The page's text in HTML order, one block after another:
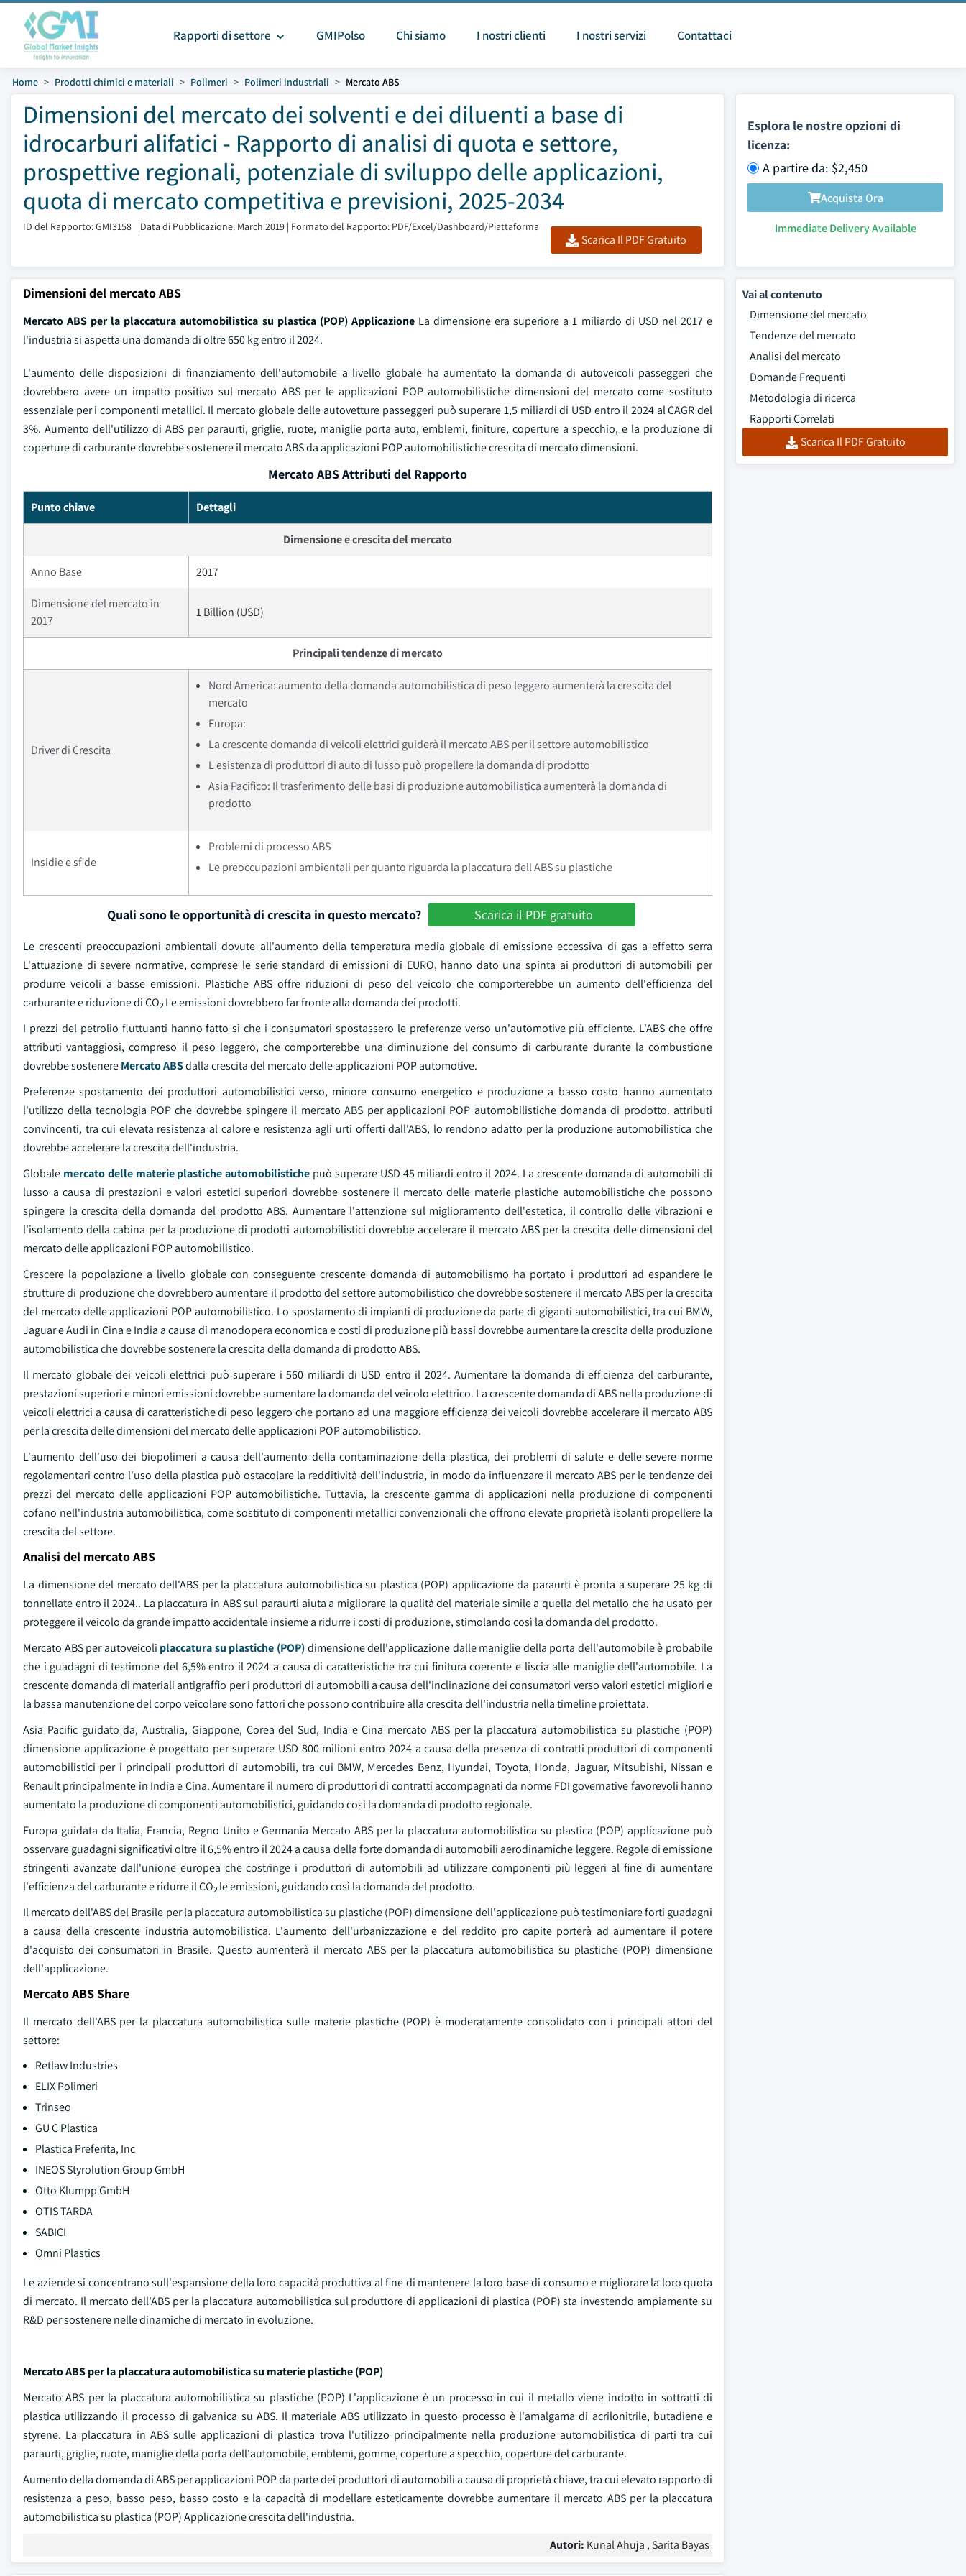
Rapporti di settore GMIPolso Chi siamo I nostri clienti I nostri servizi Contattaci
Home Prodotti chimici e materiali Polimeri Polimeri industriali Mercato ABS
Dimensioni del mercato dei solventi e dei diluenti a base di
idrocarburi alifatici - Rapporto di analisi di quota e settore,
prospettive regionali, potenziale di sviluppo delle applicazioni,
quota di mercato competitiva e previsioni, 2025-2034
ID del Rapporto: GMI3158 |Data di Pubblicazione: March 2019 | Formato del Rapporto: PDF/Excel/Dashboard/Piattaforma
Scarica Il PDF Gratuito
Esplora le nostre opzioni di
licenza:
A partire da: $2,450
Acquista Ora
Immediate Delivery Available
Dimensioni del mercato ABS
Mercato ABS per la placcatura automobilistica su plastica (POP) Applicazione La dimensione era superiore a 1 miliardo di USD nel 2017 e
l'industria si aspetta una domanda di oltre 650 kg entro il 2024.
L'aumento delle disposizioni di finanziamento dell'automobile a livello globale ha aumentato la domanda di autoveicoli passeggeri che
dovrebbero avere un impatto positivo sul mercato ABS per le applicazioni POP automobilistiche dimensioni del mercato come sostituto
essenziale per i componenti metallici. Il mercato globale delle autovetture passeggeri può superare 1,5 miliardi di USD entro il 2024 al CAGR del
3%. Aumento dell'utilizzo di ABS per paraurti, griglie, ruote, maniglie porta auto, emblemi, finiture, coperture a specchio, e la produzione di
coperture di carburante dovrebbe sostenere il mercato ABS da applicazioni POP automobilistiche crescita di mercato dimensioni.
Mercato ABS Attributi del Rapporto
Punto chiave Dettagli
Dimensione e crescita del mercato
Anno Base 2017
Dimensione del mercato in
2017
1 Billion (USD)
Principali tendenze di mercato
Driver di Crescita
Nord America: aumento della domanda automobilistica di peso leggero aumenterà la crescita del
mercato
Europa:
La crescente domanda di veicoli elettrici guiderà il mercato ABS per il settore automobilistico
L esistenza di produttori di auto di lusso può propellere la domanda di prodotto
Asia Pacifico: Il trasferimento delle basi di produzione automobilistica aumenterà la domanda di
prodotto
Insidie e sfide
Problemi di processo ABS
Le preoccupazioni ambientali per quanto riguarda la placcatura dell ABS su plastiche
Quali sono le opportunità di crescita in questo mercato? Scarica il PDF gratuito
Le crescenti preoccupazioni ambientali dovute all'aumento della temperatura media globale di emissione eccessiva di gas a effetto serra
L'attuazione di severe normative, comprese le serie standard di emissioni di EURO, hanno dato una spinta ai produttori di automobili per
produrre veicoli a basse emissioni. Plastiche ABS offre riduzioni di peso del veicolo che comporterebbe un aumento dell'efficienza del
carburante e riduzione di CO2 Le emissioni dovrebbero far fronte alla domanda dei prodotti.
I prezzi del petrolio fluttuanti hanno fatto sì che i consumatori spostassero le preferenze verso un'automotive più efficiente. L'ABS che offre
attributi vantaggiosi, compreso il peso leggero, che comporterebbe una diminuzione del consumo di carburante durante la combustione
dovrebbe sostenereMercato ABSdalla crescita del mercato delle applicazioni POP automotive.
Preferenze spostamento dei produttori automobilistici verso, minore consumo energetico e produzione a basso costo hanno aumentato
l'utilizzo della tecnologia POP che dovrebbe spingere il mercato ABS per applicazioni POP automobilistiche domanda di prodotto. attributi
convincenti, tra cui elevata resistenza al calore e resistenza agli urti offerti dall'ABS, lo rendono adatto per la produzione automobilistica che
dovrebbe accelerare la crescita dell'industria.
Globale mercato delle materie plastiche automobilistiche può superare USD 45 miliardi entro il 2024. La crescente domanda di automobili di
lusso a causa di prestazioni e valori estetici superiori dovrebbe sostenere il mercato delle materie plastiche automobilistiche che possono
spingere la crescita della domanda del prodotto ABS. Aumentare l'attenzione sul miglioramento dell'estetica, il controllo delle vibrazioni e
l'isolamento della cabina per la produzione di prodotti automobilistici dovrebbe accelerare il mercato ABS per la crescita delle dimensioni del
mercato delle applicazioni POP automobilistico.
Crescere la popolazione a livello globale con conseguente crescente domanda di automobilismo ha portato i produttori ad espandere le
strutture di produzione che dovrebbero aumentare il prodotto del settore automobilistico che dovrebbe sostenere il mercato ABS per la crescita
del mercato delle applicazioni POP automobilistico. Lo spostamento di impianti di produzione da parte di giganti automobilistici, tra cui BMW,
Jaguar e Audi in Cina e India a causa di manodopera economica e costi di produzione più bassi dovrebbe aumentare la crescita della produzione
automobilistica che dovrebbe sostenere la crescita della domanda di prodotto ABS.
Il mercato globale dei veicoli elettrici può superare i 560 miliardi di USD entro il 2024. Aumentare la domanda di efficienza del carburante,
prestazioni superiori e minori emissioni dovrebbe aumentare la domanda del veicolo elettrico. La crescente domanda di ABS nella produzione di
veicoli elettrici a causa di caratteristiche di peso leggero che portano ad una maggiore efficienza dei veicoli dovrebbe accelerare il mercato ABS
per la crescita delle dimensioni del mercato delle applicazioni POP automobilistico.
L'aumento dell'uso dei biopolimeri a causa dell'aumento della contaminazione della plastica, dei problemi di salute e delle severe norme
regolamentari contro l'uso della plastica può ostacolare la redditività dell'industria, in modo da influenzare il mercato ABS per le tendenze dei
prezzi del mercato delle applicazioni POP automobilistiche. Tuttavia, la crescente gamma di applicazioni nella produzione di componenti
cofano nell'industria automobilistica, come sostituto di componenti metallici convenzionali che offrono elevate proprietà isolanti propellere la
crescita del settore.
Analisi del mercato ABS
La dimensione del mercato dell'ABS per la placcatura automobilistica su plastica (POP) applicazione da paraurti è pronta a superare 25 kg di
tonnellate entro il 2024.. La placcatura in ABS sul paraurti aiuta a migliorare la qualità del materiale simile a quella del metallo che ha usato per
proteggere il veicolo da grande impatto accidentale insieme a ridurre i costi di produzione, stimolando così la domanda del prodotto.
Mercato ABS per autoveicoli placcatura su plastiche (POP)dimensione dell'applicazione dalle maniglie della porta dell'automobile è probabile
che i guadagni di testimone del 6,5% entro il 2024 a causa di caratteristiche tra cui finitura coerente e liscia alle maniglie dell'automobile. La
crescente domanda di materiali antigraffio per i produttori di automobili a causa dell'inclinazione dei consumatori verso valori estetici migliori e
la bassa manutenzione del corpo veicolare sono fattori che possono contribuire alla crescita dell'industria nella timeline proiettata.
Asia Pacific guidato da, Australia, Giappone, Corea del Sud, India e Cina mercato ABS per la placcatura automobilistica su plastiche (POP)
dimensione applicazione è progettato per superare USD 800 milioni entro 2024 a causa della presenza di contratti produttori di componenti
automobilistici per i principali produttori di automobili, tra cui BMW, Mercedes Benz, Hyundai, Toyota, Honda, Jaguar, Mitsubishi, Nissan e
Renault principalmente in India e Cina. Aumentare il numero di produttori di contratti accompagnati da norme FDI governative favorevoli hanno
aumentato la produzione di componenti automobilistici, guidando così la domanda di prodotto regionale.
Europa guidata da Italia, Francia, Regno Unito e Germania Mercato ABS per la placcatura automobilistica su plastica (POP) applicazione può
osservare guadagni significativi oltre il 6,5% entro il 2024 a causa della forte domanda di automobili aerodinamiche leggere. Regole di emissione
stringenti avanzate dall'unione europea che costringe i produttori di automobili ad utilizzare componenti più leggeri al fine di aumentare
l'efficienza del carburante e ridurre il CO2 le emissioni, guidando così la domanda del prodotto.
Il mercato dell'ABS del Brasile per la placcatura automobilistica su plastiche (POP) dimensione dell'applicazione può testimoniare forti guadagni
a causa della crescente industria automobilistica. L'aumento dell'urbanizzazione e del reddito pro capite porterà ad aumentare il potere
d'acquisto dei consumatori in Brasile. Questo aumenterà il mercato ABS per la placcatura automobilistica su plastiche (POP) dimensione
dell'applicazione.
Mercato ABS Share
Il mercato dell'ABS per la placcatura automobilistica sulle materie plastiche (POP) è moderatamente consolidato con i principali attori del
settore:
Retlaw Industries
ELIX Polimeri
Trinseo
GU C Plastica
Plastica Preferita, Inc
INEOS Styrolution Group GmbH
Otto Klumpp GmbH
OTIS TARDA
SABICI
Omni Plastics
Le aziende si concentrano sull'espansione della loro capacità produttiva al fine di mantenere la loro base di consumo e migliorare la loro quota
di mercato. Il mercato dell'ABS per la placcatura automobilistica sul produttore di applicazioni di plastica (POP) sta investendo ampiamente su
R&D per sostenere nelle dinamiche di mercato in evoluzione.
Mercato ABS per la placcatura automobilistica su materie plastiche (POP)
Mercato ABS per la placcatura automobilistica su plastiche (POP) L'applicazione è un processo in cui il metallo viene indotto in sottratti di
plastica utilizzando il processo di galvanica su ABS. Il materiale ABS utilizzato in questo processo è l'amalgama di acrilonitrile, butadiene e
styrene. La placcatura in ABS sulle applicazioni di plastica trova l'utilizzo principalmente nella produzione automobilistica di parti tra cui
paraurti, griglie, ruote, maniglie della porta dell'automobile, emblemi, gomme, coperture a specchio, coperture del carburante.
Aumento della domanda di ABS per applicazioni POP da parte dei produttori di automobili a causa di proprietà chiave, tra cui elevato rapporto di
resistenza a peso, basso peso, basso costo e la capacità di modellare esteticamente dovrebbe aumentare il mercato ABS per la placcatura
automobilistica su plastica (POP) Applicazione crescita dell'industria.
Autori: Kunal Ahuja , Sarita Bayas
Vai al contenuto
Dimensione del mercato
Tendenze del mercato
Analisi del mercato
Domande Frequenti
Metodologia di ricerca
Rapporti Correlati
Scarica Il PDF Gratuito